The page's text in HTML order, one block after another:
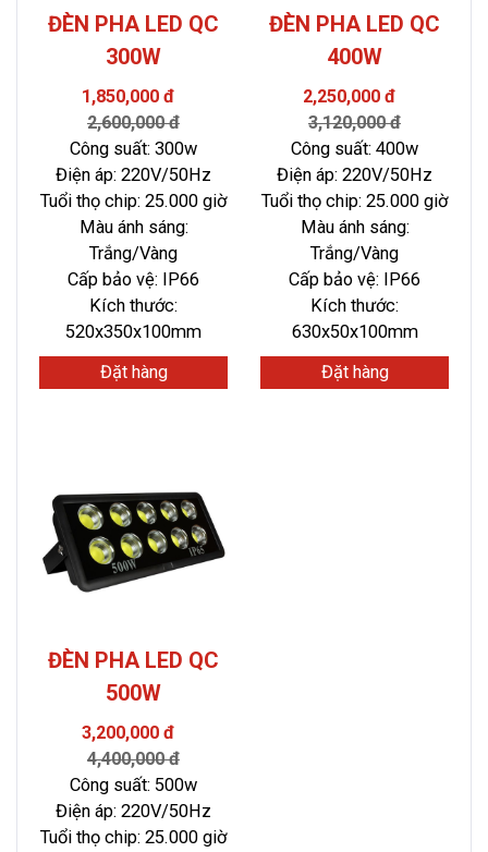
ĐÈN PHA LED QC
300W
1,850,000 đ
2,600,000 đ
Công suất: 300w
Điện áp: 220V/50Hz
Tuổi thọ chip: 25.000 giờ
Màu ánh sáng:
Trắng/Vàng
Cấp bảo vệ: IP66
Kích thước:
520x350x100mm
Đặt hàng
ĐÈN PHA LED QC
400W
2,250,000 đ
3,120,000 đ
Công suất: 400w
Điện áp: 220V/50Hz
Tuổi thọ chip: 25.000 giờ
Màu ánh sáng:
Trắng/Vàng
Cấp bảo vệ: IP66
Kích thước:
630x50x100mm
Đặt hàng
ĐÈN PHA LED QC
500W
3,200,000 đ
4,400,000 đ
Công suất: 500w
Điện áp: 220V/50Hz
Tuổi thọ chip: 25.000 giờ